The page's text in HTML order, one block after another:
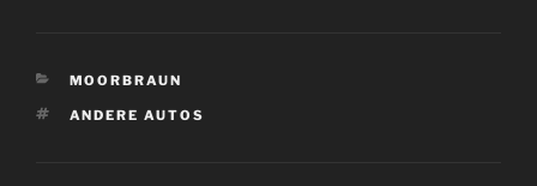
KATEGORIEN
MOORBRAUN
SCHLAGWÖRTER
ANDERE AUTOS